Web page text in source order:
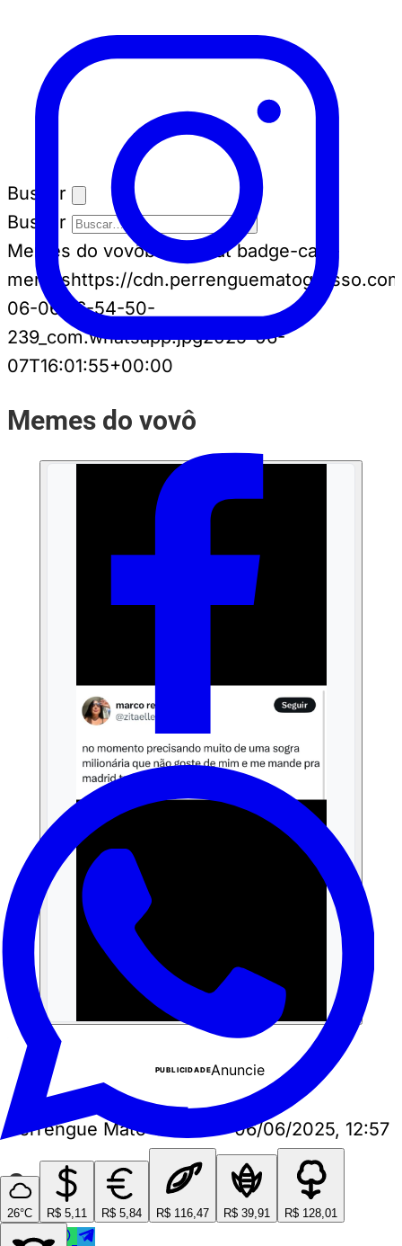
26°C R$ 5,11 R$ 5,84 R$ 116,47 R$ 39,91 R$ 128,01
Buscar
Buscar
Memes do vovôbadge-cat badge-cat--
memeshttps://
06-06-16-54-50-
239_com.whatsapp.jpg2025-06-
07T16:01:55+00:00
Memes do vovô
PUBLICIDADEAnuncie
Perrengue Mato Grosso • 06/06/2025, 12:57
Curtiu? Compartilhe